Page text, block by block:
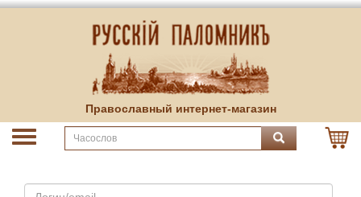
Православный интернет-магазин
Email